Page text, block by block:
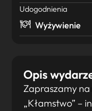
Opis
Zapraszamy na
„Kłamstwo” –
Udogodnienia
Wyżywienie